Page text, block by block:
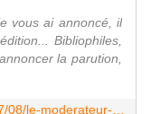
vous ai annoncé, il
Bibliophiles,
la parution,